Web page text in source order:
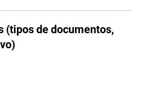
(tipos de documentos,